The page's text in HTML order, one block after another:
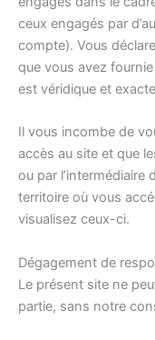
ceux engagés par
compte). Vous
que vous avez
est véridique et
Il vous incombe de
accès au site et que
ou par
territoire où vous
visualisez ceux-ci.
Dégagement de
Le présent site ne
partie, sans notre